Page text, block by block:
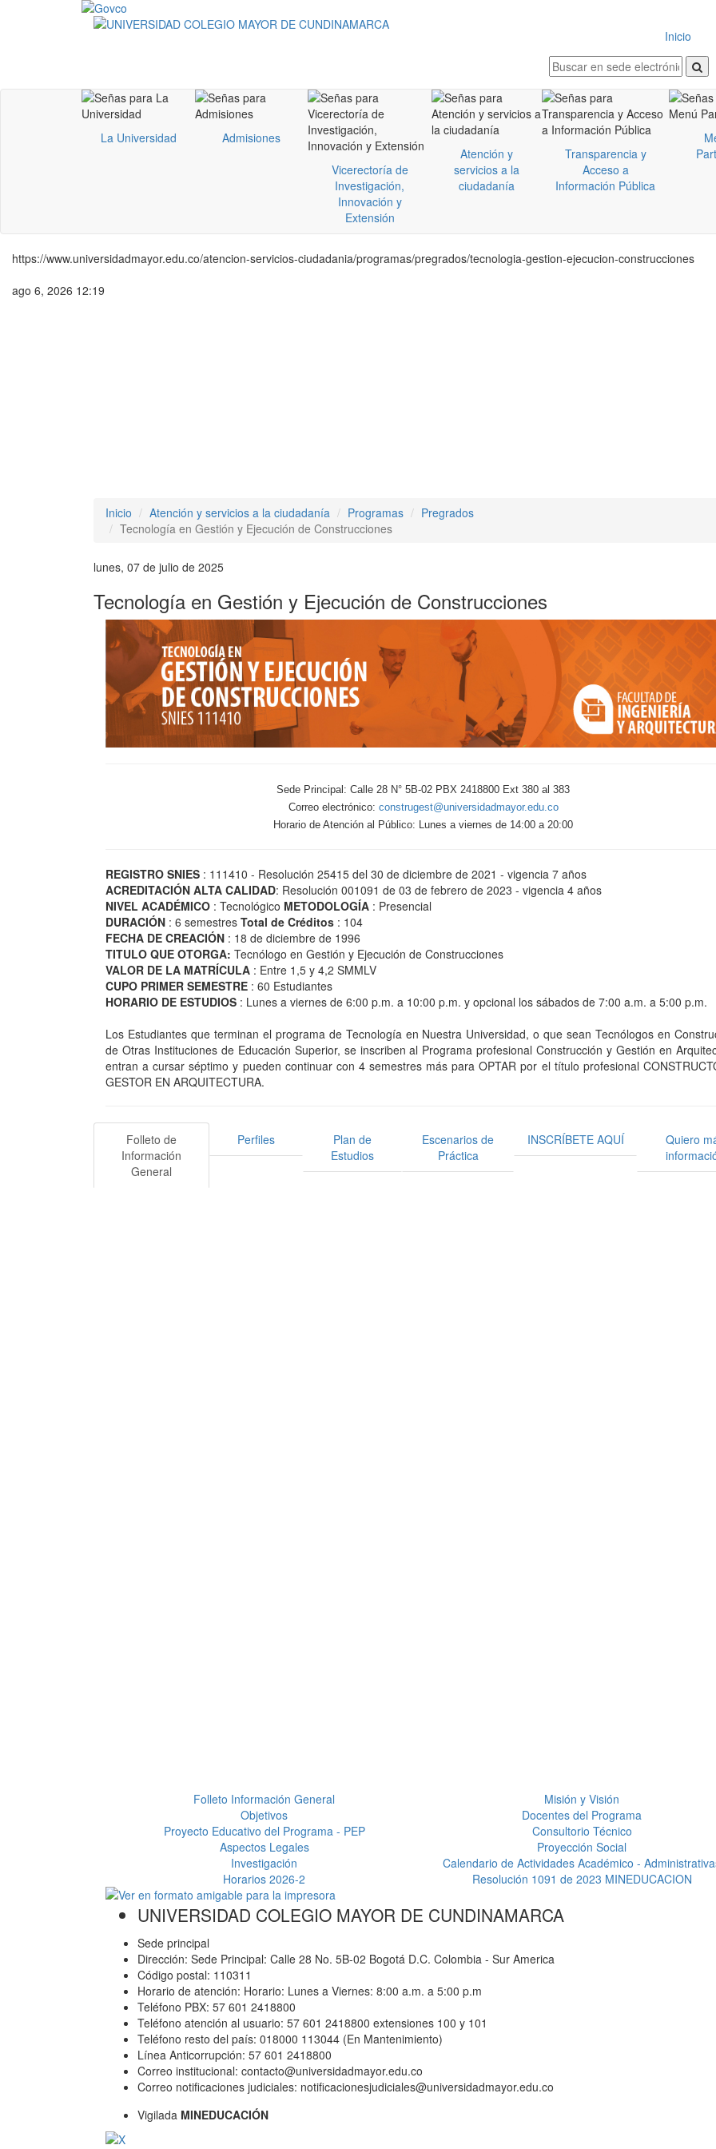
Inicio
La Universidad
Admisiones
Vicerectoría de
Investigación,
Innovación y
Extensión
Atención y
servicios a la
ciudadanía
Transparencia y
Acceso a
Información Pública
https://www.universidadmayor.edu.co/atencion-servicios-ciudadania/programas/pregrados/tecnologia-gestion-ejecucion-construcciones
ago 6, 2026 12:19
Inicio
Atención y servicios a la ciudadanía Programas
Pregrados
Tecnología en Gestión y Ejecución de Construcciones
lunes, 07 de julio de 2025
Tecnología en Gestión y Ejecución de Construcciones
Sede Principal: Calle 28 N° 5B-02 PBX 2418800 Ext 380 al 383
Correo electrónico: construgest@universidadmayor.edu.co
Horario de Atención al Público: Lunes a viernes de 14:00 a 20:00
REGISTRO SNIES : 111410 - Resolución 25415 del 30 de diciembre de 2021 - vigencia 7 años
ACREDITACIÓN ALTA CALIDAD: Resolución 001091 de 03 de febrero de 2023 - vigencia 4 años
NIVEL ACADÉMICO : Tecnológico METODOLOGÍA : Presencial
DURACIÓN : 6 semestres Total de Créditos : 104
FECHA DE CREACIÓN : 18 de diciembre de 1996
TITULO QUE OTORGA: Tecnólogo en Gestión y Ejecución de Construcciones
VALOR DE LA MATRÍCULA : Entre 1,5 y 4,2 SMMLV
CUPO PRIMER SEMESTRE : 60 Estudiantes
HORARIO DE ESTUDIOS : Lunes a viernes de 6:00 p.m. a 10:00 p.m. y opcional los sábados de 7:00 a.m. a 5:00 p.m.
Los Estudiantes que terminan el programa de Tecnología en Nuestra Universidad, o que sean Tecnólogos en
de Otras Instituciones de Educación Superior, se inscriben al Programa profesional Construcción y Gestión en
entran a cursar séptimo y pueden continuar con 4 semestres más para OPTAR por el título profesional
GESTOR EN ARQUITECTURA.
Folleto de
Información
General
Perfiles
Plan de
Estudios
Escenarios de
Práctica
INSCRÍBETE AQUÍ
Quiero
Folleto Información General
Misión y Visión
Objetivos
Docentes del Programa
Proyecto Educativo del Programa - PEP
Consultorio Técnico
Aspectos Legales
Proyección Social
Investigación
Calendario de Actividades Académico -
Horarios 2026-2
Resolución 1091 de 2023 MINEDUCACION
UNIVERSIDAD COLEGIO MAYOR DE CUNDINAMARCA
Sede principal
Dirección: Sede Principal: Calle 28 No. 5B-02 Bogotá D.C. Colombia - Sur America
Código postal: 110311
Horario de atención: Horario: Lunes a Viernes: 8:00 a.m. a 5:00 p.m
Teléfono PBX: 57 601 2418800
Teléfono atención al usuario: 57 601 2418800 extensiones 100 y 101
Teléfono resto del país: 018000 113044 (En Mantenimiento)
Línea Anticorrupción: 57 601 2418800
Correo institucional: contacto@universidadmayor.edu.co
Correo notificaciones judiciales: notificacionesjudiciales@universidadmayor.edu.co
Vigilada MINEDUCACIÓN